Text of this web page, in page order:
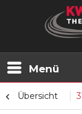
Menü
Übersicht